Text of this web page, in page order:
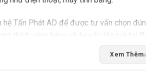
Tấn Phát AD để được tư vấn chọn
thích, giao hàng và tư vấn tận nơi tại
Xem Thêm↓